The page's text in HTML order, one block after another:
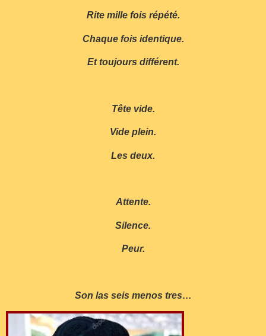
Rite mille fois répété.
Chaque fois identique.
Et toujours différent.
Tête vide.
Vide plein.
Les deux.
Attente.
Silence.
Peur.
Son las seis menos tres…